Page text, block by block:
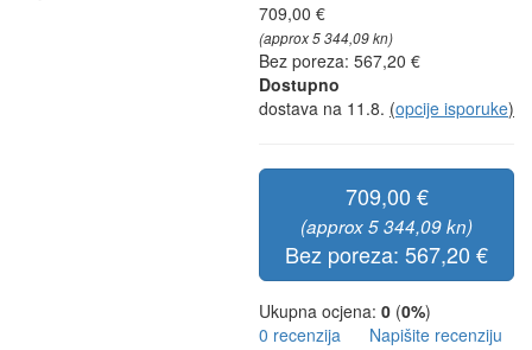
709,00 €
(approx 5 344,09 kn)
Bez poreza: 567,20 €
Dostupno
dostava na 11.8. (opcije isporuke)
709,00 €
(approx 5 344,09 kn)
Bez poreza: 567,20 €
Ukupna ocjena: 0 (0%)
0 recenzija
Napišite recenziju